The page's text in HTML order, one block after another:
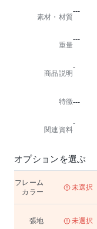
素材・材質
---
重量
---
商品説明
-
特徴---
関連資料
-
オプションを選ぶ
フレーム
カラー
未選択
張地 未選択